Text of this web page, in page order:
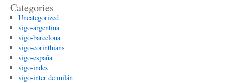
Categories
Uncategorized
vigo-argentina
vigo-barcelona
vigo-corinthians
vigo-españa
vigo-index
vigo-inter de milán